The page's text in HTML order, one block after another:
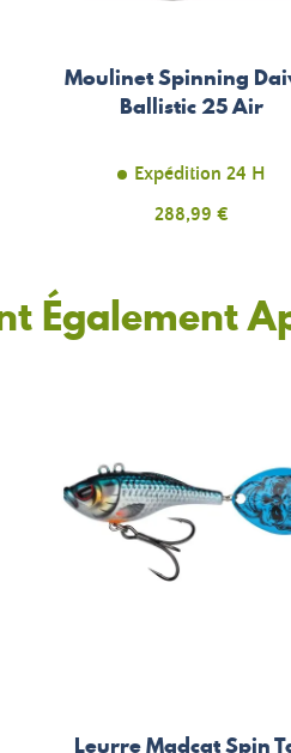
Moulinet Spinning
Ballistic 25 Air
Expédition 24 H
Prix
288,99 €
Également
Leurre Madcat Spin